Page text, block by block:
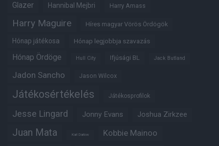
Glazer Hannibal Mejbri Harry Amass
Harry Maguire Híres magyar Vörös Ördögök
Hónap játékosa Hónap legjobbja szavazás
Hónap Ördöge Hull City Ifjúsági BL Jack Butland
Jadon Sancho Jason Wilcox
Játékosértékelés Játékosprofilok
Jesse Lingard Jonny Evans Joshua Zirkzee
Juan Mata Karl Darlow Kobbie Mainoo